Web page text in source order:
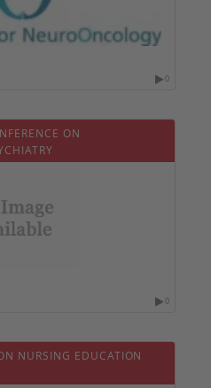
0
ON
0
NURSING EDUCATION